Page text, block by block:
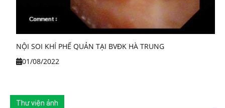
NỘI SOI KHÍ PHẾ QUẢN TẠI BVĐK HÀ TRUNG
01/08/2022
Thư viện ảnh